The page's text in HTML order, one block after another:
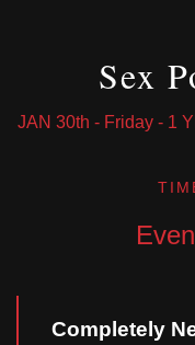
Sex
JAN 30th - Friday - 1
Completely